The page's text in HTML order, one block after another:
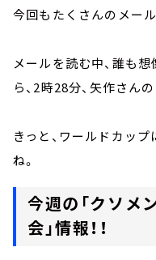
今回もたくさんのメー
メールを読む中、誰も
ら、2時28分、矢作さんの
きっと、ワールドカッ
ね。
今週の「クソメ
会」情報！！